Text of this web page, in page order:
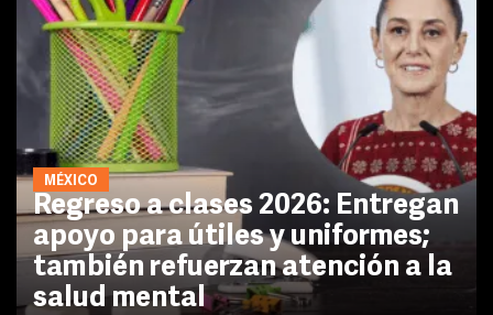
MÉXICO
Regreso a clases 2026: Entregan
apoyo para útiles y uniformes;
también refuerzan atención a la
salud mental